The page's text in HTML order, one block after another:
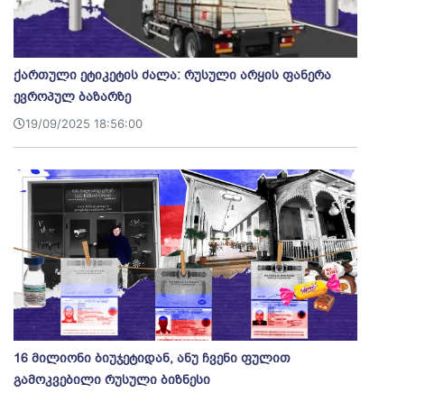
ქართული ეტიკეტის ძალა: რუსული არყის ფანერა
ევროპულ ბაზარზე
19/09/2025 18:56:00
16 მილიონი ბიუჯეტიდან, ანუ ჩვენი ფულით
გამოკვებილი რუსული ბიზნესი